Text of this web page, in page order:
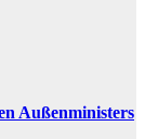
Außenministers